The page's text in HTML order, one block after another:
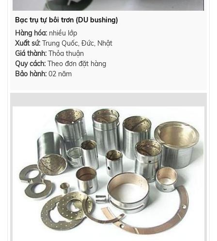
Bạc trụ tự bôi trơn (DU bushing)
Hàng hóa: nhiều lớp
Xuất sứ: Trung Quốc, Đức, Nhật
Giá thành: Thỏa thuận
Quy cách: Theo đơn đặt hàng
Bảo hành: 02 năm